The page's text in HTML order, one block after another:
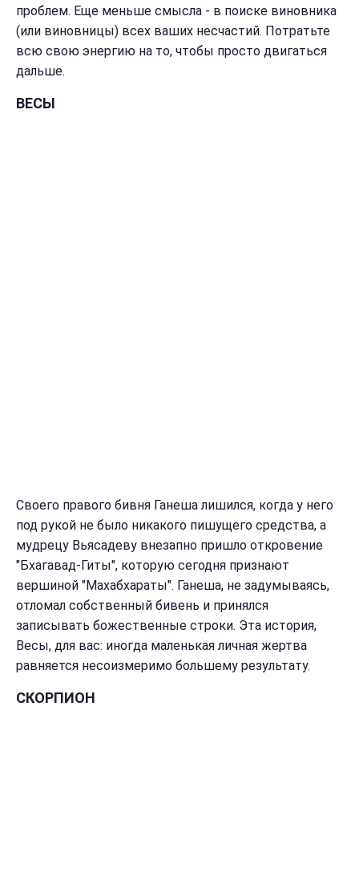
проблем. Еще меньше смысла - в поиске виновника
(или виновницы) всех ваших несчастий. Потратьте
всю свою энергию на то, чтобы просто двигаться
дальше.
ВЕСЫ
Своего правого бивня Ганеша лишился, когда у него
под рукой не было никакого пишущего средства, а
мудрецу Вьясадеву внезапно пришло откровение
"Бхагавад-Гиты", которую сегодня признают
вершиной "Махабхараты". Ганеша, не задумываясь,
отломал собственный бивень и принялся
записывать божественные строки. Эта история,
Весы, для вас: иногда маленькая личная жертва
равняется несоизмеримо большему результату.
СКОРПИОН